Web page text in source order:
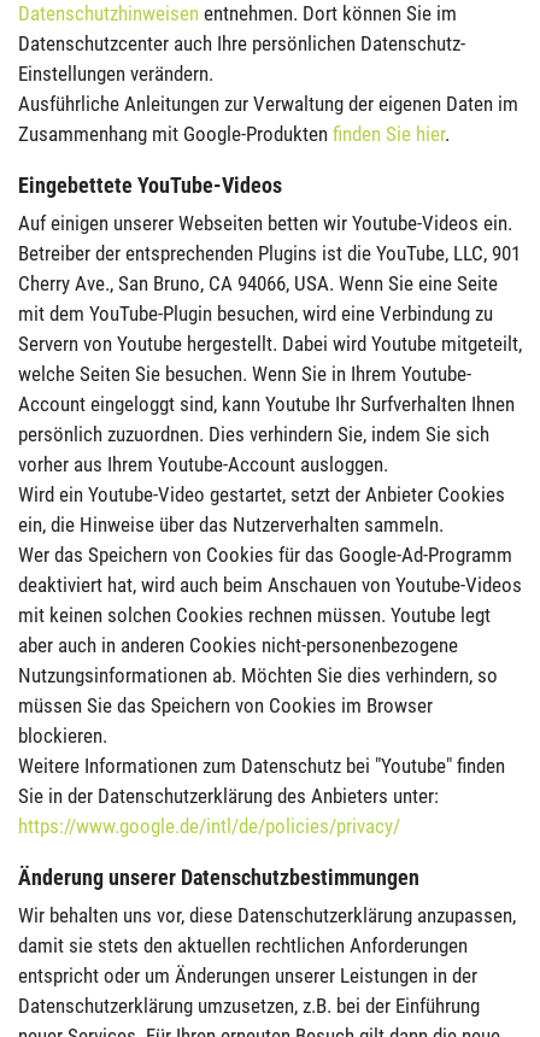
Datenschutzhinweisen entnehmen. Dort können Sie im
Datenschutzcenter auch Ihre persönlichen Datenschutz-
Einstellungen verändern.
Ausführliche Anleitungen zur Verwaltung der eigenen Daten im
Zusammenhang mit Google-Produkten finden Sie hier.
Eingebettete YouTube-Videos
Auf einigen unserer Webseiten betten wir Youtube-Videos ein.
Betreiber der entsprechenden Plugins ist die YouTube, LLC, 901
Cherry Ave., San Bruno, CA 94066, USA. Wenn Sie eine Seite
mit dem YouTube-Plugin besuchen, wird eine Verbindung zu
Servern von Youtube hergestellt. Dabei wird Youtube mitgeteilt,
welche Seiten Sie besuchen. Wenn Sie in Ihrem Youtube-
Account eingeloggt sind, kann Youtube Ihr Surfverhalten Ihnen
persönlich zuzuordnen. Dies verhindern Sie, indem Sie sich
vorher aus Ihrem Youtube-Account ausloggen.
Wird ein Youtube-Video gestartet, setzt der Anbieter Cookies
ein, die Hinweise über das Nutzerverhalten sammeln.
Wer das Speichern von Cookies für das Google-Ad-Programm
deaktiviert hat, wird auch beim Anschauen von Youtube-Videos
mit keinen solchen Cookies rechnen müssen. Youtube legt
aber auch in anderen Cookies nicht-personenbezogene
Nutzungsinformationen ab. Möchten Sie dies verhindern, so
müssen Sie das Speichern von Cookies im Browser
blockieren.
Weitere Informationen zum Datenschutz bei "Youtube" finden
Sie in der Datenschutzerklärung des Anbieters unter:
https://www.google.de/intl/de/policies/privacy/
Änderung unserer Datenschutzbestimmungen
Wir behalten uns vor, diese Datenschutzerklärung anzupassen,
damit sie stets den aktuellen rechtlichen Anforderungen
entspricht oder um Änderungen unserer Leistungen in der
Datenschutzerklärung umzusetzen, z.B. bei der Einführung